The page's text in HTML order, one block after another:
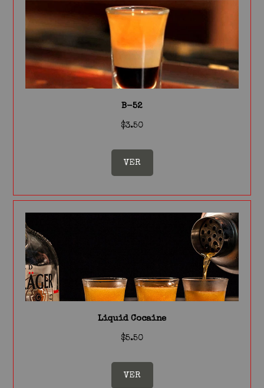
B-52
$3.50
VER
Liquid Cocaine
$5.50
VER